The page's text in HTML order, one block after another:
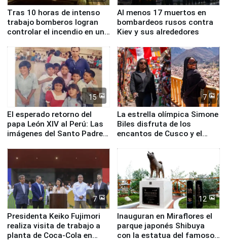
Tras 10 horas de intenso
trabajo bomberos logran
controlar el incendio en una
de Chile
Al menos 17 muertos en
bombardeos rusos contra
Kiev y sus alrededores
15
El esperado retorno del
papa León XIV al Perú: Las
imágenes del Santo Padre
7
La estrella olímpica Simone
Biles disfruta de los
encantos de Cusco y el
7
Presidenta Keiko Fujimori
realiza visita de trabajo a
planta de Coca-Cola en
12
Inauguran en Miraflores el
parque japonés Shibuya
con la estatua del famoso